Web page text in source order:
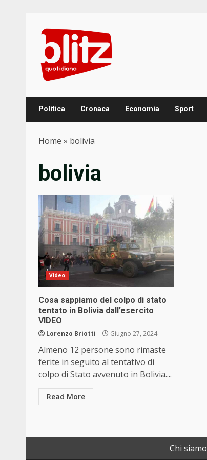
content
Politica Cronaca Economia Sport
Home » bolivia
bolivia
Video
Cosa sappiamo del colpo di stato
tentato in Bolivia dall’esercito
VIDEO
Lorenzo Briotti Giugno 27, 2024
Almeno 12 persone sono rimaste
ferite in seguito al tentativo di
colpo di Stato avvenuto in Bolivia....
Read More
Chi siamo